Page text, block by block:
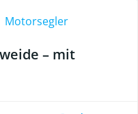
Motorsegler
– mit